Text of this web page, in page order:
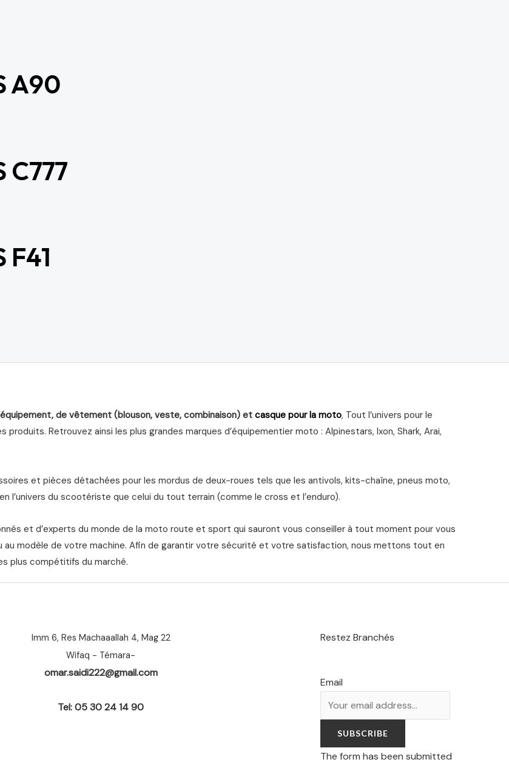
A90
C777
F41
de vêtement (blouson, veste, combinaison) et casque pour la moto, Tout l’univers pour le
Retrouvez ainsi les plus grandes marques d’équipementier moto : Alpinestars, Ixon, Shark, Arai,
et pièces détachées pour les mordus de deux-roues tels que les antivols, kits-chaîne, pneus moto,
l’univers du scootériste que celui du tout terrain (comme le cross et l’enduro).
et d’experts du monde de la moto route et sport qui sauront vous conseiller à tout moment pour vous
modèle de votre machine. Afin de garantir votre sécurité et votre satisfaction, nous mettons tout en
plus compétitifs du marché.
Imm 6, Res Machaaallah 4, Mag 22
Wifaq - Témara-
omar.saidi222@gmail.com
Tel: 05 30 24 14 90
Restez Branchés
Email
SUBSCRIBE
The form has been submitted